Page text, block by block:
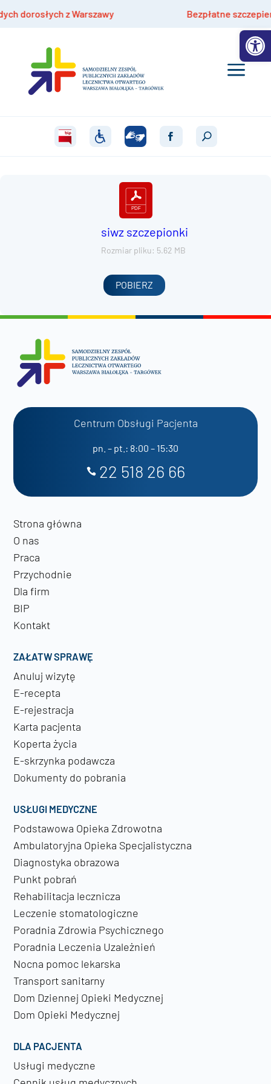
z Warszawy Bezpłatne szczepienia
siwz szczepionki
Rozmiar pliku: 5.62 MB
POBIERZ
Centrum Obsługi Pacjenta
pn. – pt.: 8:00 – 15:30
22 518 26 66
Strona główna
O nas
Praca
Przychodnie
Dla firm
BIP
Kontakt
ZAŁATW SPRAWĘ
Anuluj wizytę
E-recepta
E-rejestracja
Karta pacjenta
Koperta życia
E-skrzynka podawcza
Dokumenty do pobrania
USŁUGI MEDYCZNE
Podstawowa Opieka Zdrowotna
Ambulatoryjna Opieka Specjalistyczna
Diagnostyka obrazowa
Punkt pobrań
Rehabilitacja lecznicza
Leczenie stomatologiczne
Poradnia Zdrowia Psychicznego
Poradnia Leczenia Uzależnień
Nocna pomoc lekarska
Transport sanitarny
Dom Dziennej Opieki Medycznej
Dom Opieki Medycznej
DLA PACJENTA
Usługi medyczne